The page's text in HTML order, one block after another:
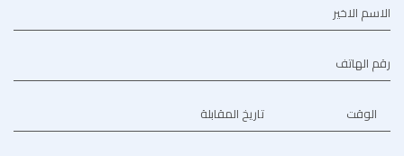
الاسم الاخير
رقم الهاتف
تاريخ المقابلة الوقت